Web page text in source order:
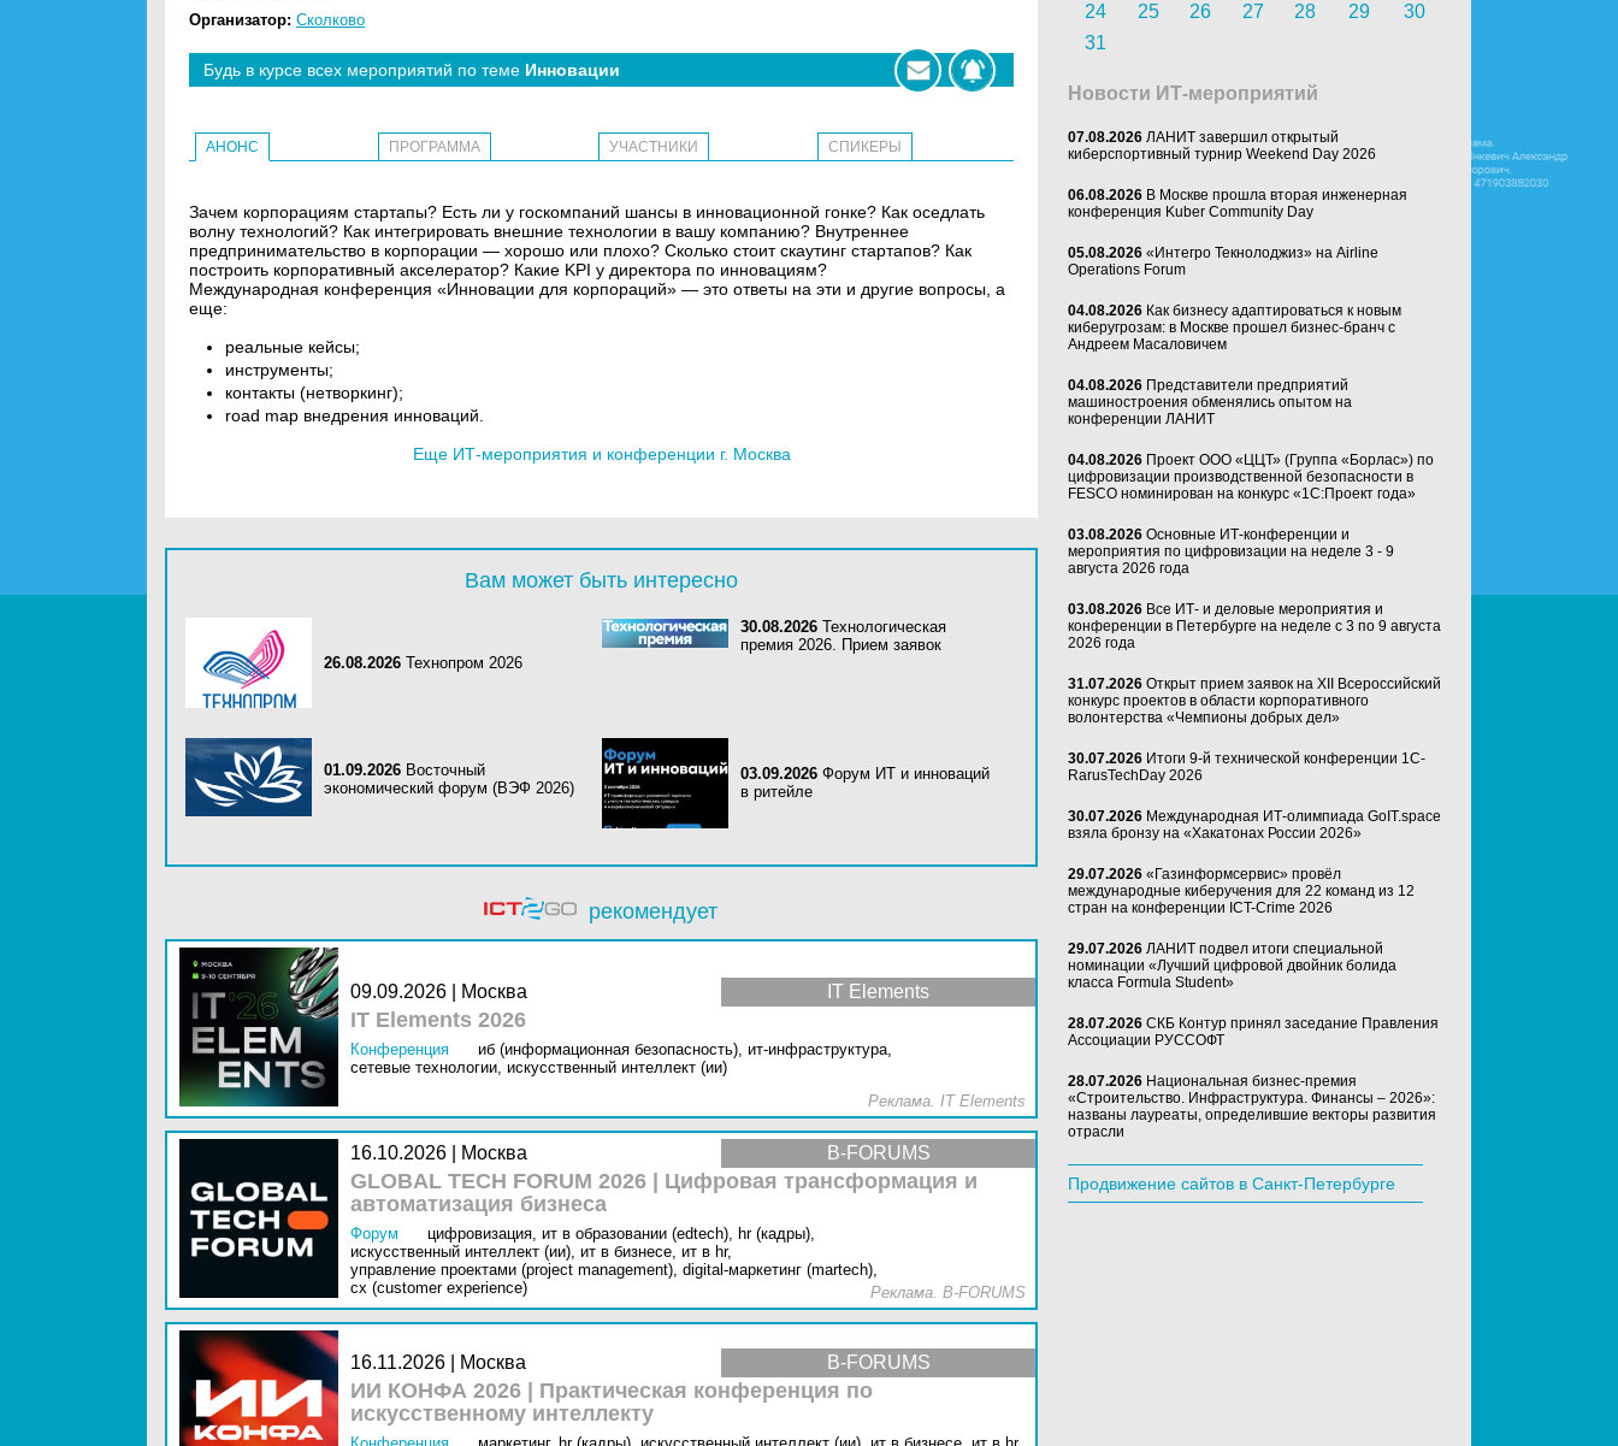
Организатор: Сколково
Будь в курсе всех мероприятий по теме Инновации
АНОНС ПРОГРАММА УЧАСТНИКИ СПИКЕРЫ
Зачем корпорациям стартапы? Есть ли у госкомпаний шансы в инновационной гонке? Как оседлать
волну технологий? Как интегрировать внешние технологии в вашу компанию? Внутреннее
предпринимательство в корпорации — хорошо или плохо? Сколько стоит скаутинг стартапов? Как
построить корпоративный акселератор? Какие KPI у директора по инновациям?
Международная конференция «Инновации для корпораций» — это ответы на эти и другие вопросы, а
еще:
реальные кейсы;
инструменты;
контакты (нетворкинг);
road map внедрения инноваций.
Еще ИТ-мероприятия и конференции г. Москва
Вам может быть интересно
26.08.2026 Технопром 2026
30.08.2026 Технологическая
премия 2026. Прием заявок
01.09.2026 Восточный
экономический форум (ВЭФ 2026)
03.09.2026 Форум ИТ и инноваций
в ритейле
рекомендует
IT Elements
09.09.2026 | Москва
IT Elements 2026
Конференция иб (информационная безопасность), ит-инфраструктура,
сетевые технологии, искусственный интеллект (ии)
Реклама. IT Elements
B-FORUMS
16.10.2026 | Москва
GLOBAL TECH FORUM 2026 | Цифровая трансформация и
автоматизация бизнеса
Форум цифровизация, ит в образовании (edtech), hr (кадры),
искусственный интеллект (ии), ит в бизнесе, ит в hr,
управление проектами (project management), digital-маркетинг (martech),
cx (customer experience)
Реклама. B-FORUMS
B-FORUMS
16.11.2026 | Москва
ИИ КОНФА 2026 | Практическая конференция по
искусственному интеллекту
24
25 26 27 28 29
30
31
Новости ИТ-мероприятий
07.08.2026 ЛАНИТ завершил открытый
киберспортивный турнир Weekend Day 2026
06.08.2026 В Москве прошла вторая инженерная
конференция Kuber Community Day
05.08.2026 «Интегро Текнолоджиз» на Airline
Operations Forum
04.08.2026 Как бизнесу адаптироваться к новым
киберугрозам: в Москве прошел бизнес-бранч с
Андреем Масаловичем
04.08.2026 Представители предприятий
машиностроения обменялись опытом на
конференции ЛАНИТ
04.08.2026 Проект ООО «ЦЦТ» (Группа «Борлас») по
цифровизации производственной безопасности в
FESCO номинирован на конкурс «1С:Проект года»
03.08.2026 Основные ИТ-конференции и
мероприятия по цифровизации на неделе 3 - 9
августа 2026 года
03.08.2026 Все ИТ- и деловые мероприятия и
конференции в Петербурге на неделе с 3 по 9 августа
2026 года
31.07.2026 Открыт прием заявок на XII Всероссийский
конкурс проектов в области корпоративного
волонтерства «Чемпионы добрых дел»
30.07.2026 Итоги 9-й технической конференции 1C-
RarusTechDay 2026
30.07.2026 Международная ИТ-олимпиада GoIT.space
взяла бронзу на «Хакатонах России 2026»
29.07.2026 «Газинформсервис» провёл
международные киберучения для 22 команд из 12
стран на конференции ICT-Crime 2026
29.07.2026 ЛАНИТ подвел итоги специальной
номинации «Лучший цифровой двойник болида
класса Formula Student»
28.07.2026 СКБ Контур принял заседание Правления
Ассоциации РУССОФТ
28.07.2026 Национальная бизнес-премия
«Строительство. Инфраструктура. Финансы – 2026»:
названы лауреаты, определившие векторы развития
отрасли
Продвижение сайтов в Санкт-Петербурге